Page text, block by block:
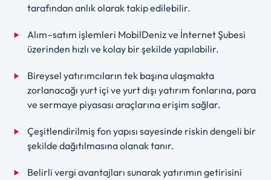
tarafından anlık olarak takip edilebilir.
Alım–satım işlemleri MobilDeniz ve İnternet Şubesi
üzerinden hızlı ve kolay bir şekilde yapılabilir.
Bireysel yatırımcıların tek başına ulaşmakta
zorlanacağı yurt içi ve yurt dışı yatırım fonlarına, para
ve sermaye piyasası araçlarına erişim sağlar.
Çeşitlendirilmiş fon yapısı sayesinde riskin dengeli bir
şekilde dağıtılmasına olanak tanır.
Belirli vergi avantajları sunarak yatırımın getirisini